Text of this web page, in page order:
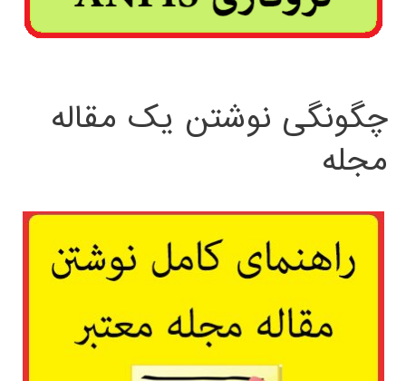
چگونگی نوشتن یک مقاله
مجله